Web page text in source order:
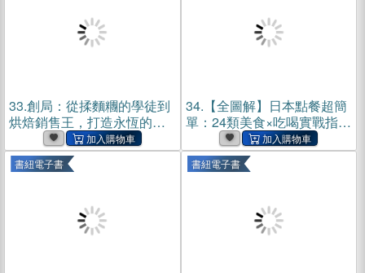
33.創局：從揉麵糰的學徒到
烘焙銷售王，打造永恆的爆
品、可複製的創業致勝秘訣
(電子書)
34. 【全圖解】日本點餐超簡
單：24類美食×吃喝實戰指
南，從點餐、數位支付、訂
位，不懂日文也能在地吃喝
不踩雷(電子書)
書紐電子書 書紐電子書